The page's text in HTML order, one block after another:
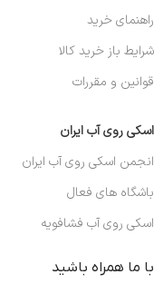
راهنمای خرید
شرایط باز خرید کالا
قوانین و مقررات
اسکی روی آب ایران
انجمن اسکی روی آب ایران
باشگاه های فعال
اسکی روی آب فشافویه
با ما همراه باشید